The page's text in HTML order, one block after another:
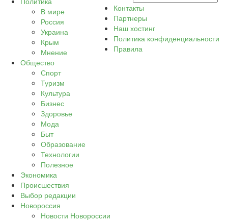
В мире
Россия
Украина
Крым
Мнение
Общество
Спорт
Туризм
Культура
Бизнес
Здоровье
Мода
Быт
Образование
Технологии
Полезное
Экономика
Происшествия
Выбор редакции
Новороссия
Новости Новороссии
Контакты
Партнеры
Наш хостинг
Политика конфиденциальности
Правила